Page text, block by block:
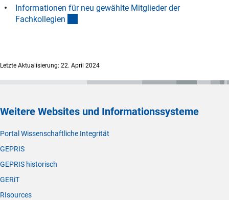
Informationen für neu gewählte Mitglieder der
Fachkollegien
Letzte Aktualisierung: 22. April 2024
Weitere Websites und Informationssysteme
Portal Wissenschaftliche Integrität
GEPRIS
GEPRIS historisch
GERiT
RIsources